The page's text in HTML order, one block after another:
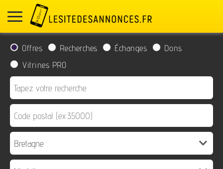
Offres Recherches Échanges
Dons
Vitrines PRO